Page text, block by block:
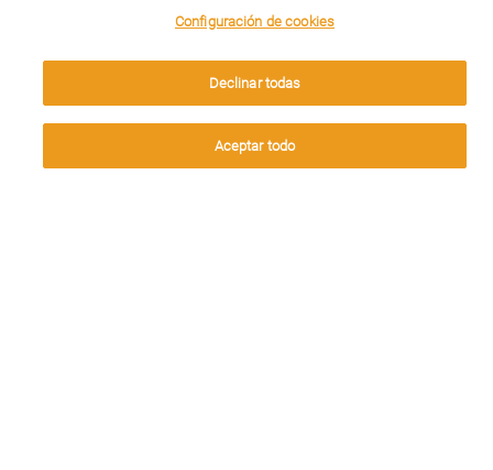
Leer más
Anna Ferran Roig,
Configuración de cookies
Declinar todas
Aceptar todo
We use cookies on this site to enhance your user
giving your consent for us to set cookies.
Aceptar